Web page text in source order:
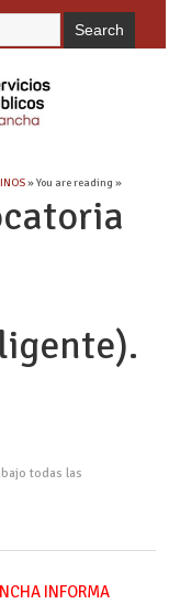
» You are reading »
todas las
INFORMA